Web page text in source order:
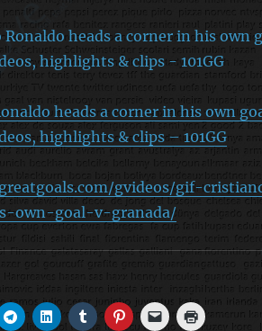
heads a corner in his own
highlights & clips – 101GG
gvideos/gif-
own-goal-v-granada/